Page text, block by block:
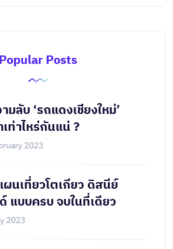
Popular Posts
มลับ ‘รถแดงเชียงใหม่’
ท่าไหร่กันแน่ ?
2023
ผนเที่ยวโตเกียว ดิสนีย์
แบบครบ จบในที่เดียว
2023